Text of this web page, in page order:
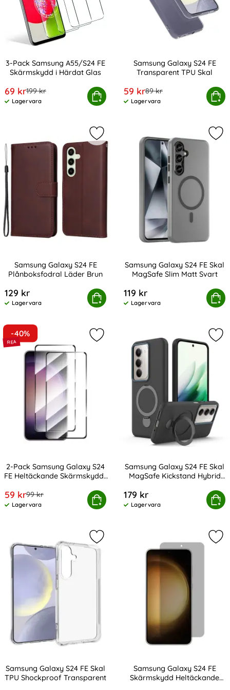
3-Pack Samsung A55/S24 FE
Skärmskydd i Härdat Glas
rea pris
69 krtidigare pris
199 kr
Tillgänglighet:
Lagervara
Köp
Samsung A55/S24 FE Skärmskydd i Härdat Glas
Samsung Galaxy S24 FE
Transparent TPU Skal
rea pris
59 krtidigare pris
89 kr
Tillgänglighet:
Lagervara
Köp
Samsung Galaxy S24 FE
Samsung Galaxy S24 FE
Plånboksfodral Läder Brun
129 kr
Tillgänglighet:
Lagervara
Köp
Galaxy S24 FE Plånboksfodral Läder Brun
Markera samsung Galaxy S24 FE
Samsung Galaxy S24 FE Skal
MagSafe Slim Matt Svart
119 kr
Tillgänglighet:
Lagervara
Köp
Samsung Galaxy S24 FE Skal
-40%
2-Pack Samsung Galaxy S24
FE Heltäckande Skärmskydd i
rea pris
59 krtidigare pris
99 kr
Tillgänglighet:
Lagervara
Köp
Galaxy S24 FE Heltäckande Skärmskydd i Härdat
Markera 2-Pack Samsung Galaxy
Samsung Galaxy S24 FE Skal
MagSafe Kickstand Hybrid
179 kr
Tillgänglighet:
Lagervara
Köp
Samsung Galaxy S24 FE Skal
Samsung Galaxy S24 FE Skal
TPU Shockproof Transparent
Markera samsung Galaxy S24 FE
Samsung Galaxy S24 FE
Skärmskydd Heltäckande